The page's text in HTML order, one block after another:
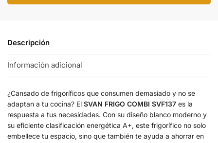
Descripción
Información adicional
¿Cansado de frigoríficos que consumen demasiado y no se
adaptan a tu cocina? El SVAN FRIGO COMBI SVF137 es la
respuesta a tus necesidades. Con su diseño blanco moderno y
su eficiente clasificación energética A+, este frigorífico no solo
embellece tu espacio, sino que también te ayuda a ahorrar en